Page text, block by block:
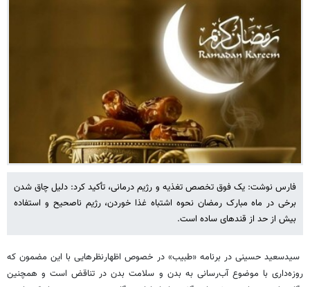
فارس نوشت: یک فوق تخصص تغذیه و رژیم درمانی، تأکید کرد: دلیل چاق شدن
برخی در ماه مبارک رمضان نحوه اشتباه غذا خوردن، رژیم ناصحیح و استفاده
بیش از حد از قندهای ساده است.
سیدسعید حسینی در برنامه «طبیب» در خصوص اظهارنظرهایی با این مضمون که
روزه‌داری با موضوع آب‌رسانی به بدن و سلامت بدن در تناقض است و همچنین